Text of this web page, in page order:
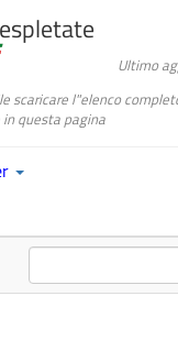
Ultimo
scaricare l"elenco
questa pagina